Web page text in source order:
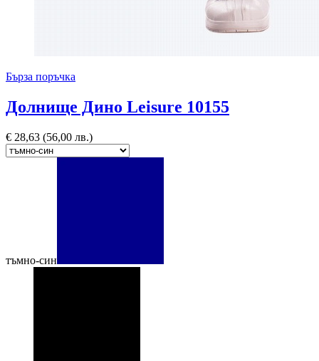
Бърза поръчка
Долнище Дино Leisure 10155
€ 28,63 (56,00 лв.)
тъмно-син